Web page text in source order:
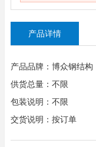
产品详情
产品品牌：博众钢结构
供货总量：不限
包装说明：不限
交货说明：按订单